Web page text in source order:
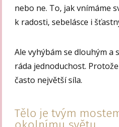
nebo ne. To, jak vnímáme
k radosti, sebelásce i
Ale vyhýbám se dlouhým a
ráda jednoduchost.
často největší síla.
Tělo je tvým